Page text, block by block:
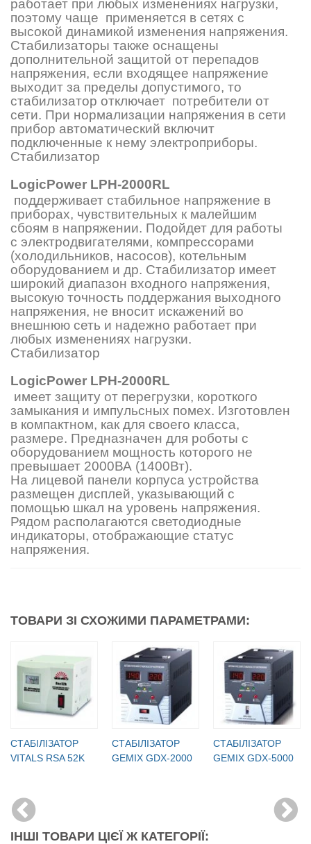
работает при любых изменениях нагрузки,
поэтому чаще применяется в сетях с
высокой динамикой изменения напряжения.
Стабилизаторы также оснащены
дополнительной защитой от перепадов
напряжения, если входящее напряжение
выходит за пределы допустимого, то
стабилизатор отключает потребители от
сети. При нормализации напряжения в сети
прибор автоматический включит
подключенные к нему электроприборы.
Стабилизатор
LogicРower LPH-2000RL
поддерживает стабильное напряжение в
приборах, чувствительных к малейшим
сбоям в напряжении. Подойдет для работы
с электродвигателями, компрессорами
(холодильников, насосов), котельным
оборудованием и др. Стабилизатор имеет
широкий диапазон входного напряжения,
высокую точность поддержания выходного
напряжения, не вносит искажений во
внешнюю сеть и надежно работает при
любых изменениях нагрузки.
Стабилизатор
LogicРower LPH-2000RL
имеет защиту от перегрузки, короткого
замыкания и импульсных помех. Изготовлен
в компактном, как для своего класса,
размере. Предназначен для роботы с
оборудованием мощность которого не
превышает 2000ВА (1400Вт).
На лицевой панели корпуса устройства
размещен дисплей, указывающий с
помощью шкал на уровень напряжения.
Рядом располагаются светодиодные
индикаторы, отображающие статус
напряжения.
ТОВАРИ ЗІ СХОЖИМИ ПАРАМЕТРАМИ:
СТАБІЛІЗАТОР
VITALS RSA 52K
СТАБІЛІЗАТОР
GEMIX GDX-2000
СТАБІЛІЗАТОР
GEMIX GDX-5000
ІНШІ ТОВАРИ ЦІЄЇ Ж КАТЕГОРІЇ: